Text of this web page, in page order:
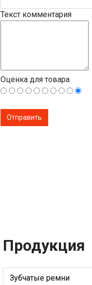
Текст комментария
Оценка для товара
Продукция
Зубчатые ремни